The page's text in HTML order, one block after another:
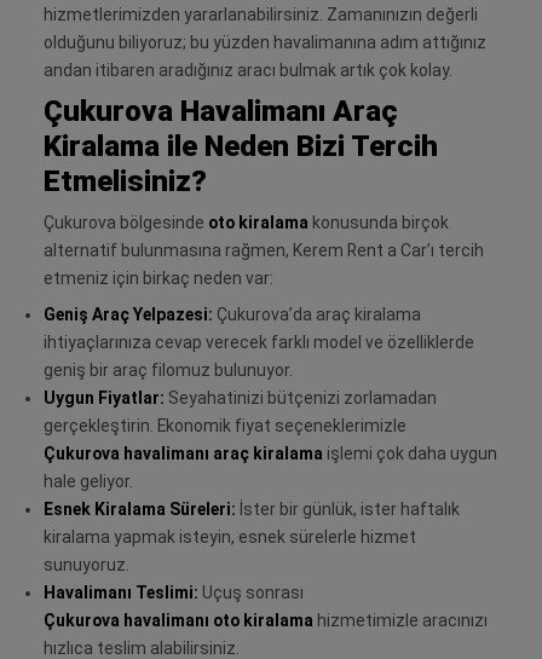
hizmetlerimizden yararlanabilirsiniz. Zamanınızın değerli
olduğunu biliyoruz; bu yüzden havalimanına adım attığınız
andan itibaren aradığınız aracı bulmak artık çok kolay.
Çukurova Havalimanı Araç
Kiralama ile Neden Bizi Tercih
Etmelisiniz?
Çukurova bölgesinde oto kiralama konusunda birçok
alternatif bulunmasına rağmen, Kerem Rent a Car’ı tercih
etmeniz için birkaç neden var:
Geniş Araç Yelpazesi: Çukurova’da araç kiralama
ihtiyaçlarınıza cevap verecek farklı model ve özelliklerde
geniş bir araç filomuz bulunuyor.
Uygun Fiyatlar: Seyahatinizi bütçenizi zorlamadan
gerçekleştirin. Ekonomik fiyat seçeneklerimizle
Çukurova havalimanı araç kiralama işlemi çok daha uygun
hale geliyor.
Esnek Kiralama Süreleri: İster bir günlük, ister haftalık
kiralama yapmak isteyin, esnek sürelerle hizmet
sunuyoruz.
Havalimanı Teslimi: Uçuş sonrası
Çukurova havalimanı oto kiralama hizmetimizle aracınızı
hızlıca teslim alabilirsiniz.